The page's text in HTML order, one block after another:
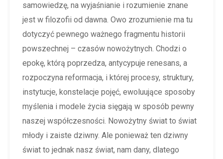
samowiedzę, na wyjaśnianie i rozumienie znane
jest w filozofii od dawna. Owo zrozumienie ma tu
dotyczyć pewnego ważnego fragmentu historii
powszechnej – czasów nowożytnych. Chodzi o
epokę, którą poprzedza, antycypuje renesans, a
rozpoczyna reformacja, i której procesy, struktury,
instytucje, konstelacje pojęć, ewoluujące sposoby
myślenia i modele życia sięgają w sposób pewny
naszej współczesności. Nowożytny świat to świat
młody i zaiste dziwny. Ale ponieważ ten dziwny
świat to jednak nasz świat, nam dany, dlatego